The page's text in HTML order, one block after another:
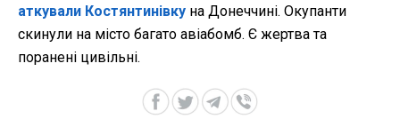
аткували Костянтинівку на Донеччині. Окупанти
скинули на місто багато авіабомб. Є жертва та
поранені цивільні.